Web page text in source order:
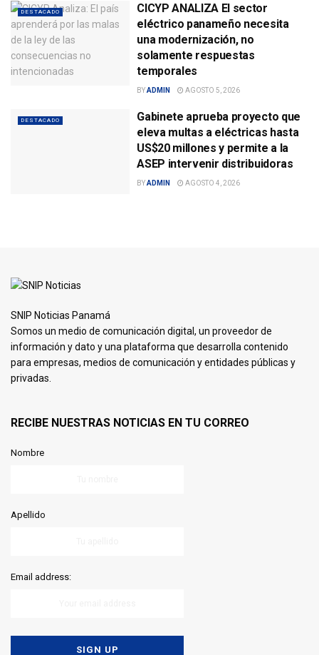
DESTACADO
CICYP ANALIZA El sector
eléctrico panameño necesita
una modernización, no
solamente respuestas
temporales
BYADMIN AGOSTO 5, 2026
DESTACADO
Gabinete aprueba proyecto que
eleva multas a eléctricas hasta
US$20 millones y permite a la
ASEP intervenir distribuidoras
BYADMIN AGOSTO 4, 2026
SNIP Noticias Panamá
Somos un medio de comunicación digital, un proveedor de
información y dato y una plataforma que desarrolla contenido
para empresas, medios de comunicación y entidades públicas y
privadas.
RECIBE NUESTRAS NOTICIAS EN TU CORREO
Nombre
Apellido
Email address: